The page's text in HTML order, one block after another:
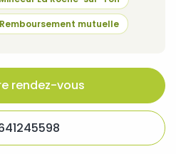
Remboursement mutuelle
rendez-vous